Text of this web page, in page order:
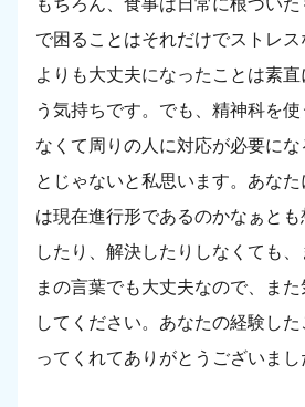
もちろん、食事は日常に根づい
で困ることはそれだけでストレ
よりも大丈夫になったことは素
う気持ちです。でも、精神科を
なくて周りの人に対応が必要にな
とじゃないと私思います。あな
は現在進行形であるのかなぁと
したり、解決したりしなくても
まの言葉でも大丈夫なので、ま
してください。あなたの経験し
ってくれてありがとうございまし